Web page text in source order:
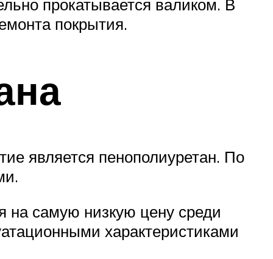
прокатывается валиком. В
покрытия.
является пенополиуретан. По
на самую низкую цену среди
характеристиками